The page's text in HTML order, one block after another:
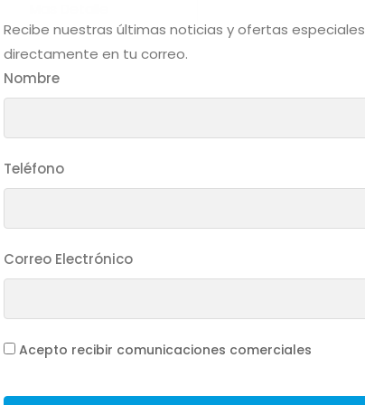
Recibe nuestras últimas noticias y ofertas especiales
directamente en tu correo.
Nombre
Teléfono
Correo Electrónico
Acepto recibir comunicaciones comerciales